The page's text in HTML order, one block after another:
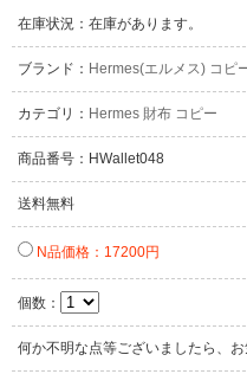
在庫状況：在庫があります。
ブランド： Hermes(エルメス) コピ
カテゴリ： Hermes 財布 コピー
商品番号：HWallet048
送料無料
N品価格：17200円
個数：
何か不明な点等ございましたら、お